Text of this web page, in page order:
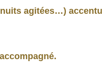
agitées…)